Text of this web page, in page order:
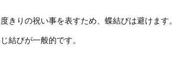
きりの祝い事を表すため、蝶結びは避けます。
結びが一般的です。